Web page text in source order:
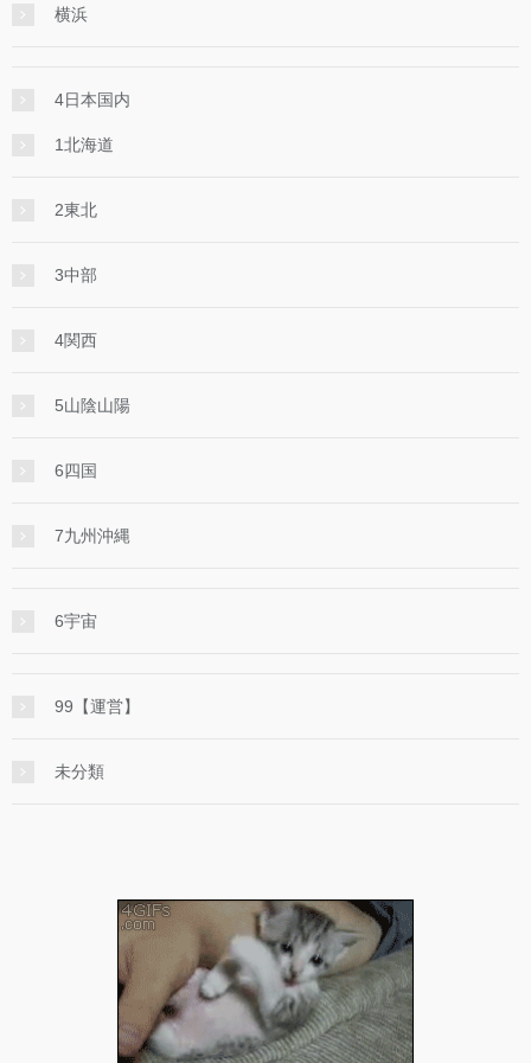
横浜
4日本国内
1北海道
2東北
3中部
4関西
5山陰山陽
6四国
7九州沖縄
6宇宙
99【運営】
未分類